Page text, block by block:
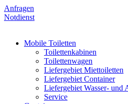
Anfragen
Notdienst
Mobile Toiletten
Toilettenkabinen
Toilettenwagen
Liefergebiet Miettoiletten
Liefergebiet Container
Liefergebiet Wasser- und
Service